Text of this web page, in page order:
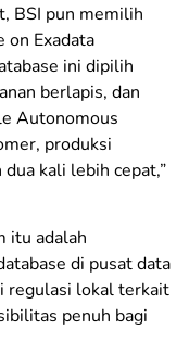
BSI pun memilih
on Exadata
ini dipilih
berlapis, dan
Autonomous
produksi
kali lebih cepat,”
itu adalah
di pusat data
regulasi lokal terkait
penuh bagi